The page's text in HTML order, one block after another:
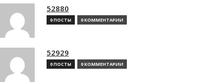
52880
0 ПОСТЫ 0 КОММЕНТАРИИ
52929
0 ПОСТЫ 0 КОММЕНТАРИИ